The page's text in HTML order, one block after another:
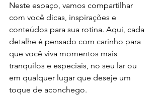
Neste espaço, vamos compartilhar
com você dicas, inspirações e
conteúdos para sua rotina. Aqui, cada
detalhe é pensado com carinho para
que você viva momentos mais
tranquilos e especiais, no seu lar ou
em qualquer lugar que deseje um
toque de aconchego.